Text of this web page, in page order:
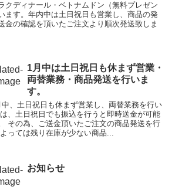
クディナール・ベトナムドン（無料プレゼン
ます。年内中は土日祝日も営業し、商品の発
金の確認を頂いたご注文より順次発送致しま
1月中は土日祝日も休まず営業・
両替業務・商品発送を行いま
す。
、土日祝日も休まず営業し、両替業務を行い
、土日祝日でも振込を行うと即時送金が可能
その為、ご送金頂いたご注文の商品発送を行
っては残り在庫が少ない商品...
お知らせ